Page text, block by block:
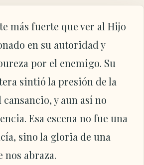
más fuerte que ver al Hijo
en su autoridad y
por el enemigo. Su
sintió la presión de la
cansancio, y aun así no
Esa escena no fue una
sino la gloria de una
nos abraza.